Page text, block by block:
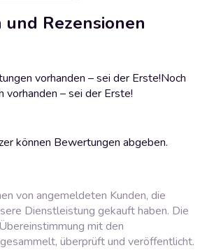
Rezensionen
vorhanden – sei der Erste!Noch
vorhanden – sei der Erste!
können Bewertungen abgeben.
von angemeldeten Kunden, die
Dienstleistung gekauft haben. Die
mit den
gesammelt, überprüft und veröffentlicht.